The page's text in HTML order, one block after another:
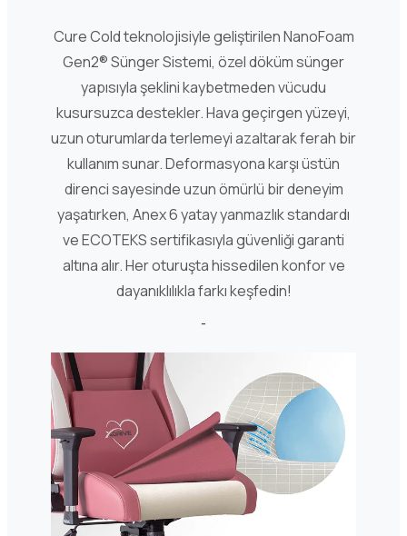
Cure Cold teknolojisiyle geliştirilen NanoFoam
Gen2® Sünger Sistemi, özel döküm sünger
yapısıyla şeklini kaybetmeden vücudu
kusursuzca destekler. Hava geçirgen yüzeyi,
uzun oturumlarda terlemeyi azaltarak ferah bir
kullanım sunar. Deformasyona karşı üstün
direnci sayesinde uzun ömürlü bir deneyim
yaşatırken, Anex 6 yatay yanmazlık standardı
ve ECOTEKS sertifikasıyla güvenliği garanti
altına alır. Her oturuşta hissedilen konfor ve
dayanıklılıkla farkı keşfedin!
-